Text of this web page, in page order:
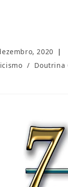
2020
/ Doutrina